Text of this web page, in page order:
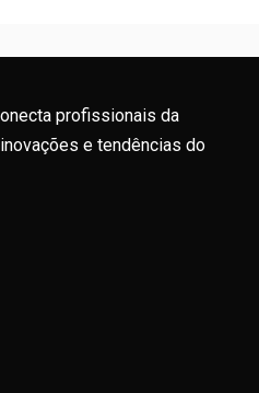
profissionais da
e tendências do